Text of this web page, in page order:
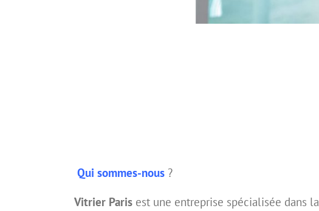
Qui sommes-nous ?
Vitrier Paris est une entreprise spécialisée dans la